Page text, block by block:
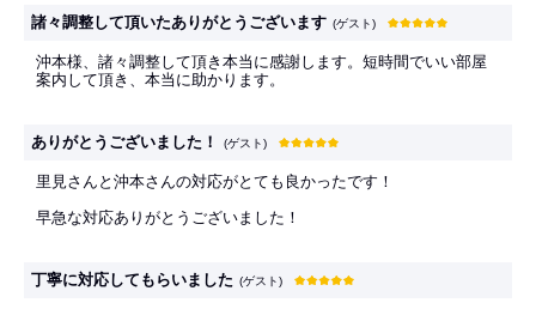
諸々調整して頂いたありがとうございます (ゲスト)
沖本様、諸々調整して頂き本当に感謝します。短時間でいい部屋
案内して頂き、本当に助かります。
ありがとうございました！ (ゲスト)
里見さんと沖本さんの対応がとても良かったです！
早急な対応ありがとうございました！
丁寧に対応してもらいました (ゲスト)